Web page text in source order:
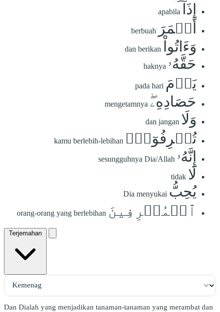
إِذَآ apabila
أَثۡمَرَ berbuah
وَءَاتُواْ dan berikan
حَقَّهُۥ haknya
يَوۡمَ pada hari
حَصَادِهِۦۖ mengetamnya
وَلَا dan jangan
تُسۡرِفُوٓاْۚ kamu berlebih-lebihan
إِنَّهُۥ sesungguhnya Dia/Allah
لَا tidak
يُحِبُّ Dia menyukai
ٱلۡمُسۡرِفِينَ orang-orang yang berlebihan
Terjemahan
Dan Dialah yang menjadikan tanaman-tanaman yang merambat dan